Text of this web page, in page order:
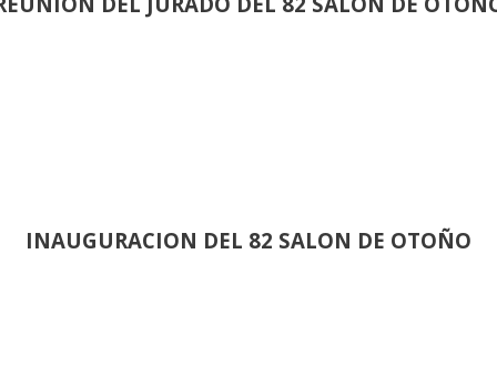
INAUGURACION DEL 82 SALON DE OTOÑO